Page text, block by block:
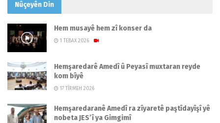
Nûçeyên Din
Hem musayê hem zî konser da
1 TEBAX 2026
Hemşaredarê Amedî û Peyasî muxtaran reyde
kom bîyê
17 TÎRMEH 2026
Hemşaredaranê Amedî ra zîyaretê paştîdayîşî yê
nobeta JES’î ya Gimgimî